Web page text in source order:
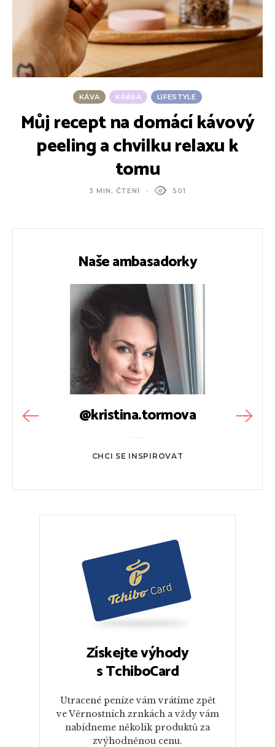
KÁVA KRÁSA LIFESTYLE
Můj recept na domácí kávový
peeling a chvilku relaxu k
tomu
3 MIN. ČTENÍ 501
Naše ambasadorky
@kristina.tormova
CHCI SE INSPIROVAT
Získejte výhody
s TchiboCard
Utracené peníze vám vrátíme zpět
ve Věrnostních zrnkách a vždy vám
nabídneme několik produktů za
zvýhodněnou cenu.